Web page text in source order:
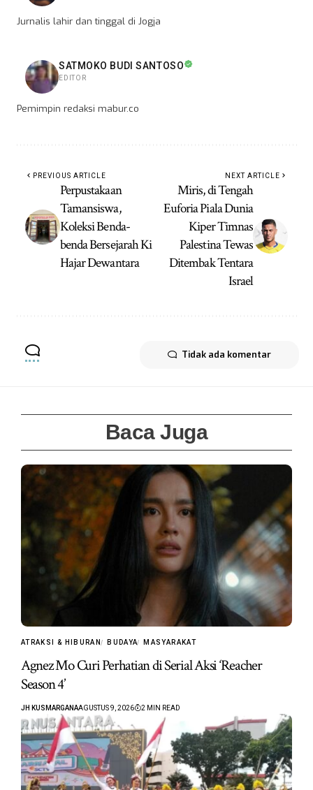
Jurnalis lahir dan tinggal di Jogja
SATMOKO BUDI SANTOSO
EDITOR
Pemimpin redaksi mabur.co
PREVIOUS ARTICLE
Perpustakaan
Tamansiswa,
Koleksi Benda-
benda Bersejarah Ki
Hajar Dewantara
NEXT ARTICLE
Miris, di Tengah
Euforia Piala Dunia
Kiper Timnas
Palestina Tewas
Ditembak Tentara
Israel
Tidak ada komentar
Baca Juga
ATRAKSI & HIBURAN BUDAYA MASYARAKAT
Agnez Mo Curi Perhatian di Serial Aksi ‘Reacher
Season 4’
JH KUSMARGANAAGUSTUS 9, 2026 2 MIN READ